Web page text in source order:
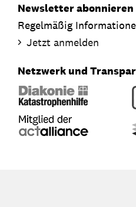
Newsletter abonnieren
Regelmäßig
Jetzt anmelden
Netzwerk und